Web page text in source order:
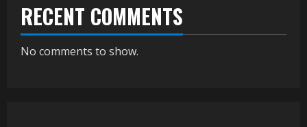
RECENT COMMENTS
No comments to show.